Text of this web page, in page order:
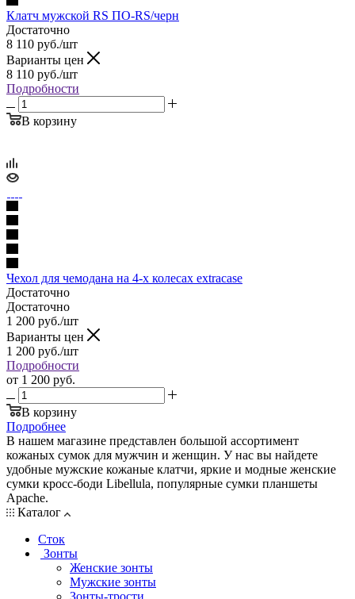
Клатч мужской RS ПО-RS/черн
Достаточно
8 110 руб./шт
Варианты цен
8 110 руб./шт
Подробности
В корзину
Чехол для чемодана на 4-х колесах extracase
Достаточно
Достаточно
1 200 руб./шт
Варианты цен
1 200 руб./шт
Подробности
от 1 200 руб.
В корзину
Подробнее
В нашем магазине представлен большой ассортимент
кожаных сумок для мужчин и женщин. У нас вы найдете
удобные мужские кожаные клатчи, яркие и модные женские
сумки кросс-боди Libellula, популярные сумки планшеты
Apache.
Каталог
Сток
Зонты
Женские зонты
Мужские зонты
Зонты-трости